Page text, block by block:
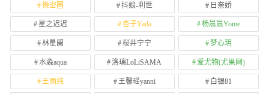
微密圈 抖娘-利世 日奈娇
星之迟迟 杏子Yada 杨晨晨Yome
林星阑 桜井宁宁 梦心玥
水淼aqua 洛璃LoLiSAMA 爱尤物(尤果网)
王雨纯 王馨瑶yanni 白银81